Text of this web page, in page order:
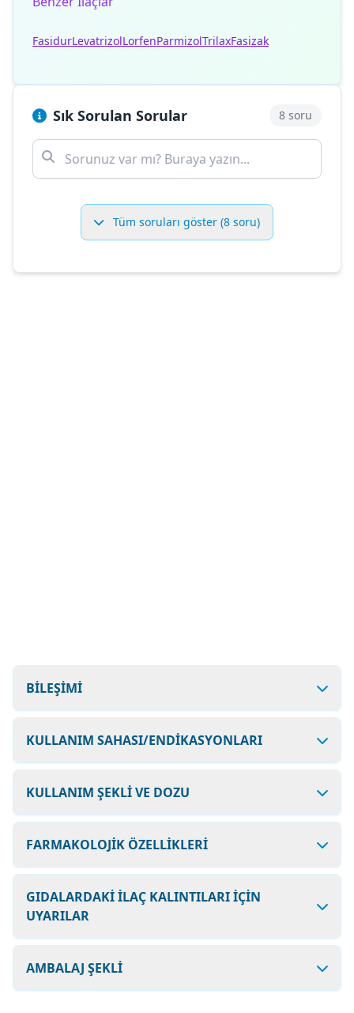
FasidurLevatrizolLorfenParmizolTrilaxFasizak
Sık Sorulan Sorular 8 soru
Tüm soruları göster (8 soru)
BİLEŞİMİ
KULLANIM SAHASI/ENDİKASYONLARI
KULLANIM ŞEKLİ VE DOZU
FARMAKOLOJİK ÖZELLİKLERİ
GIDALARDAKİ İLAÇ KALINTILARI İÇİN
UYARILAR
AMBALAJ ŞEKLİ